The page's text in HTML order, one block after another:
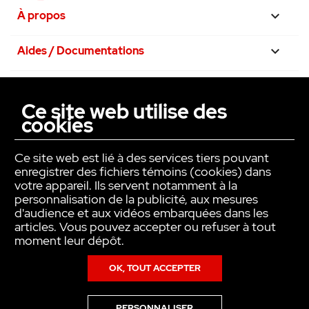
•Données CAO
•Plan de câblage rapide branchement
•Aide au dépannage sur chantier : pro+
base+
À propos 
Aides / Documentations 
La confiance avant tout
Ce site web utilise des
cookies
Ce site web est lié à des services tiers pouvant
enregistrer des fichiers témoins (cookies) dans
votre appareil. Ils servent notamment à la
personnalisation de la publicité, aux mesures
d'audience et aux vidéos embarquées dans les
articles. Vous pouvez accepter ou refuser à tout
moment leur dépôt.
OK, TOUT ACCEPTER